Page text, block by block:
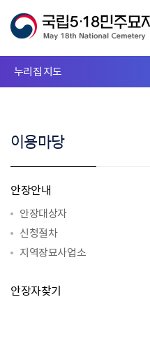
누리집 지도
이용마당
안장안내
안장대상자
신청절차
지역장묘사업소
안장자찾기